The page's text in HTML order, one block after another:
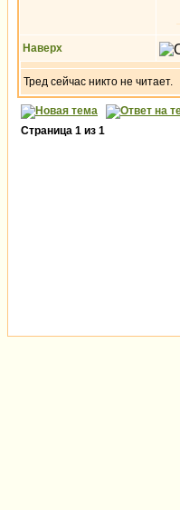
Наверх
Тред сейчас никто не читает.
Страница 1 из 1